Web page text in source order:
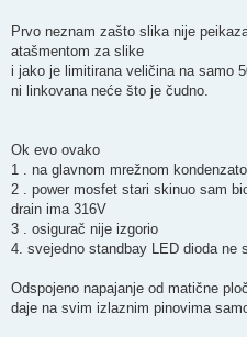
Prvo neznam zašto slika nije
atašmentom za slike
i jako je limitirana veličina na samo
ni linkovana neće što je čudno.
Ok evo ovako
1 . na glavnom mrežnom
2 . power mosfet stari skinuo sam
drain ima 316V
3 . osigurač nije izgorio
4. svejedno standbay LED dioda ne
Odspojeno napajanje od matične
daje na svim izlaznim pinovima